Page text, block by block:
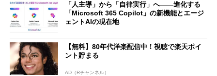
「人主導」から「自律実行」へ――進化する
「Microsoft 365 Copilot」の新機能とエージ
ェントAIの現在地
【無料】80年代洋楽配信中！視聴で楽天ポイ
ント貯まる
AD（Rチャンネル）